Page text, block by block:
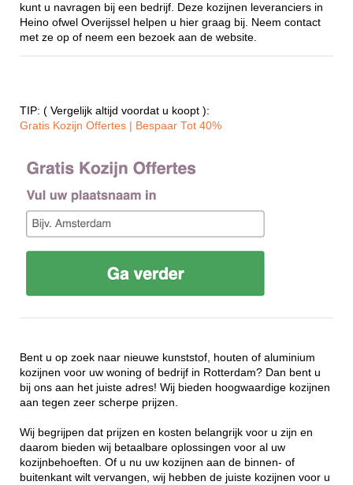
kunt u navragen bij een bedrijf. Deze kozijnen leveranciers in
Heino ofwel Overijssel helpen u hier graag bij. Neem contact
met ze op of neem een bezoek aan de website.
TIP: ( Vergelijk altijd voordat u koopt ):
Gratis Kozijn Offertes | Bespaar Tot 40%‎
Bent u op zoek naar nieuwe kunststof, houten of aluminium
kozijnen voor uw woning of bedrijf in Rotterdam? Dan bent u
bij ons aan het juiste adres! Wij bieden hoogwaardige kozijnen
aan tegen zeer scherpe prijzen.
Wij begrijpen dat prijzen en kosten belangrijk voor u zijn en
daarom bieden wij betaalbare oplossingen voor al uw
kozijnbehoeften. Of u nu uw kozijnen aan de binnen- of
buitenkant wilt vervangen, wij hebben de juiste kozijnen voor u